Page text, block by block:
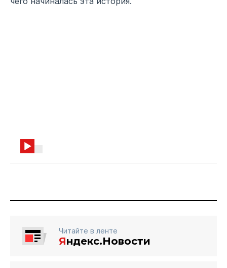
Читайте в ленте
Яндекс.Новости